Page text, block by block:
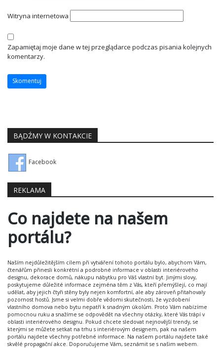
Witryna internetowa
Zapamiętaj moje dane w tej przeglądarce podczas pisania kolejnych
komentarzy.
BĄDŹMY W KONTAKCIE
Facebook
REKLAMA
Co najdete na našem
portálu?
Naším nejdůležitějším cílem při vytváření tohoto portálu bylo, abychom Vám,
čtenářům přinesli konkrétní a podrobné informace v oblasti interiérového
designu, dekorace domů, nákupu nábytku pro Váš vlastní byt. Jinými slovy,
poskytujeme důležité informace zejména těm z Vás, kteří přemýšlejí, co mají
udělat, aby jejich čtyři stěny byly nejen komfortní, ale aby zároveň přitahovaly
pozornost hostů. Jsme si velmi dobře vědomi skutečnosti, že vyzdobení
vlastního domova nebo bytu nepatří k snadným úkolům. Proto Vám nabízíme
pomocnou ruku a snažíme se odpovědět na všechny otázky, které Vás trápí v
oblasti interiérového designu. Pokud chcete sledovat nejnovější trendy, se
kterými se můžete setkat na trhu s interiérovým designem, pak na našem
portálu najdete všechny potřebné informace. Na našem portálu najdete také
skvělé propagační akce. Doporučujeme Vám, seznámit se s našim webem.